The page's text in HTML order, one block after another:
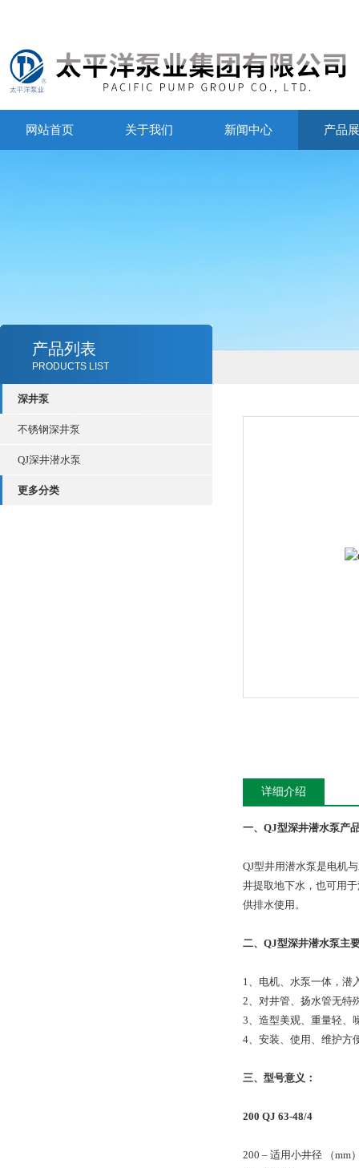
网站首页 关于我们 新闻中心 产品
产品列表
PRODUCTS LIST
深井泵
不锈钢深井泵
QJ深井潜水泵
更多分类
详细介绍
一、QJ型深井潜水泵产
QJ型井用潜水泵是电机
井提取地下水，也可用
供排水使用。
二、QJ型深井潜水泵主
1、电机、水泵一体，潜
2、对井管、扬水管无特
3、造型美观、重量轻、
4、安装、使用、维护方
三、型号意义：
200 QJ 63-48/4
200 – 适用小井径 （mm